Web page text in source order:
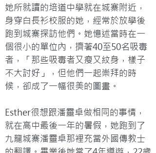
她所就讀的培道中學就在城寨附近，
身穿白長衫校服的她，經常於放學後
跑到城寨探訪他們。她憶述當時在一
個很小的單位內，擠著40至50名吸毒
者，「那些吸毒者又瘦又紋身，樣子
不大討好」，但他們一起崇拜的時
候，卻成了一幅很美的圖畫。
Esther很想跟潘靈卓做相同的事情，
就在高中最後一年的暑假，她跑到了
九龍城寨潘靈卓那裡充當外國傳教士